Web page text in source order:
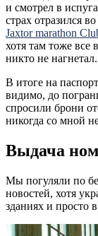
и смотрел в
страх отразился
Jaxtor marathon
хотя там тоже все
никто не нагнетал.
В итоге на
видимо, до
спросили брони
никогда со мной
Выдача
Мы погуляли по
новостей, хотя
зданиях и просто